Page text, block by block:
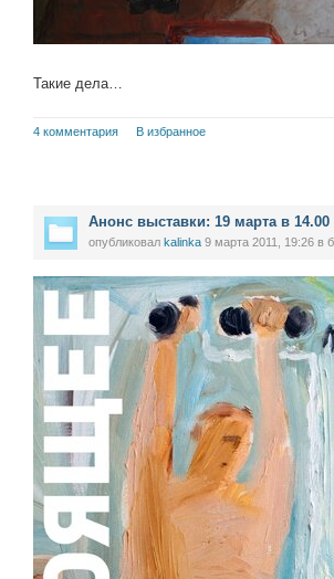
Такие дела…
4 комментария В избранное
Анонс выставки: 19 марта в
опубликовал kalinka 9 марта 2011, 19:26 в